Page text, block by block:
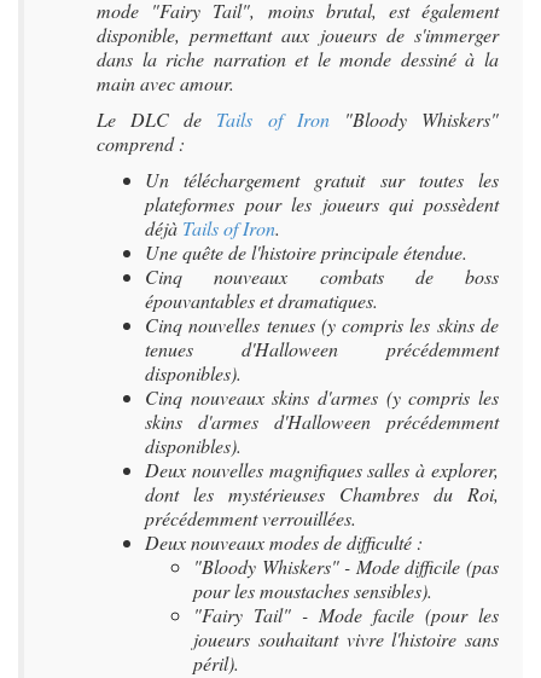
mode "Fairy Tail", moins brutal, est également
disponible, permettant aux joueurs de s'immerger
dans la riche narration et le monde dessiné à la
main avec amour.
Le DLC de Tails of Iron"Bloody Whiskers"
comprend :
Un téléchargement gratuit sur toutes les
plateformes pour les joueurs qui possèdent
déjà Tails of Iron.
Une quête de l'histoire principale étendue.
Cinq nouveaux combats de boss
épouvantables et dramatiques.
Cinq nouvelles tenues (y compris les skins de
tenues d'Halloween précédemment
disponibles).
Cinq nouveaux skins d'armes (y compris les
skins d'armes d'Halloween précédemment
disponibles).
Deux nouvelles magnifiques salles à explorer,
dont les mystérieuses Chambres du Roi,
précédemment verrouillées.
Deux nouveaux modes de difficulté :
"Bloody Whiskers" - Mode difficile (pas
pour les moustaches sensibles).
"Fairy Tail" - Mode facile (pour les
joueurs souhaitant vivre l'histoire sans
péril).